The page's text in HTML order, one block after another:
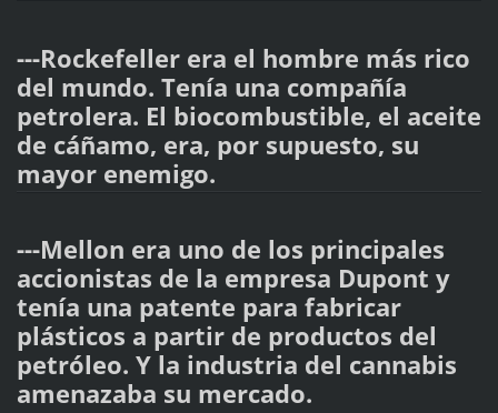
---Rockefeller era el hombre más rico
del mundo. Tenía una compañía
petrolera. El biocombustible, el aceite
de cáñamo, era, por supuesto, su
mayor enemigo.
---Mellon era uno de los principales
accionistas de la empresa Dupont y
tenía una patente para fabricar
plásticos a partir de productos del
petróleo. Y la industria del cannabis
amenazaba su mercado.